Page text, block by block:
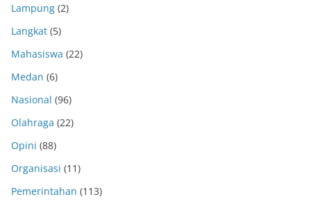
Lampung (2)
Langkat (5)
Mahasiswa (22)
Medan (6)
Nasional (96)
Olahraga (22)
Opini (88)
Organisasi (11)
Pemerintahan (113)